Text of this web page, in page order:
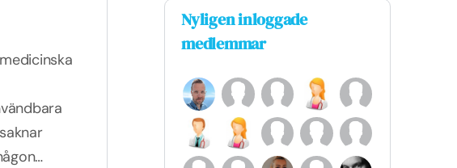
Lathund för behandling av vanliga
symtom vid graviditet
Lathund med råd om behandling av
vanliga symtom vid graviditet som
astma, allergi, urinvägsinfektion,
depression och ångest. Skriven av
Nyligen inloggade
medlemmar